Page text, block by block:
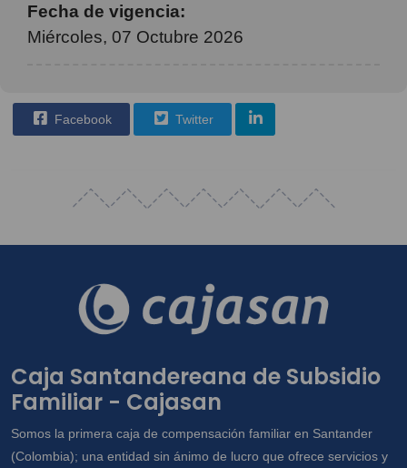
Fecha de vigencia:
Miércoles, 07 Octubre 2026
Facebook Twitter
Caja Santandereana de Subsidio
Familiar - Cajasan
Somos la primera caja de compensación familiar en Santander
(Colombia); una entidad sin ánimo de lucro que ofrece servicios y